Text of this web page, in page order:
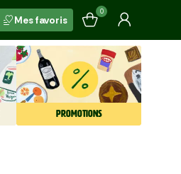
Mes favoris
0
PROMOTIONS